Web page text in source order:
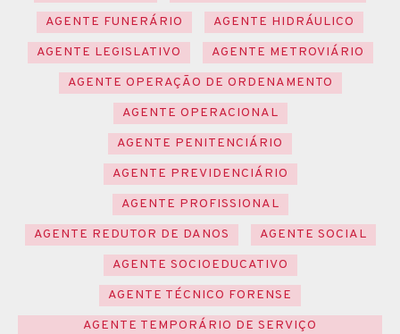
AGENTE FUNERÁRIO
AGENTE HIDRÁULICO
AGENTE LEGISLATIVO
AGENTE METROVIÁRIO
AGENTE OPERAÇÃO DE ORDENAMENTO
AGENTE OPERACIONAL
AGENTE PENITENCIÁRIO
AGENTE PREVIDENCIÁRIO
AGENTE PROFISSIONAL
AGENTE REDUTOR DE DANOS
AGENTE SOCIAL
AGENTE SOCIOEDUCATIVO
AGENTE TÉCNICO FORENSE
AGENTE TEMPORÁRIO DE SERVIÇO